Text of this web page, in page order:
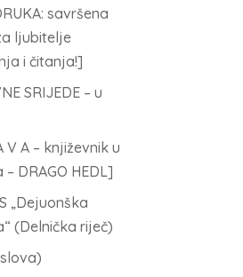
savršena
ljubitelje
i čitanja!]
SRIJEDE – u
V A – književnik u
DRAGO HEDL]
„Dejuonška
(Delnička riječ)